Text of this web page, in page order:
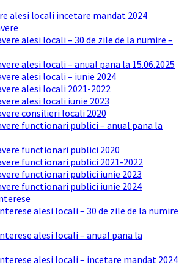
alesi locali incetare mandat 2024
alesi locali – 30 de zile de la numire –
alesi locali – anual pana la 15.06.2025
alesi locali – iunie 2024
alesi locali 2021-2022
alesi locali iunie 2023
consilieri locali 2020
functionari publici – anual pana la
functionari publici 2020
functionari publici 2021-2022
functionari publici iunie 2023
functionari publici iunie 2024
alesi locali – 30 de zile de la numire
alesi locali – anual pana la
alesi locali – incetare mandat 2024